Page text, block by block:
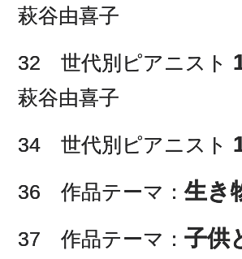
萩谷由喜子
32 世代別ピアニスト
萩谷由喜子
34 世代別ピアニスト
36 作品テーマ：生き
37 作品テーマ： 子供